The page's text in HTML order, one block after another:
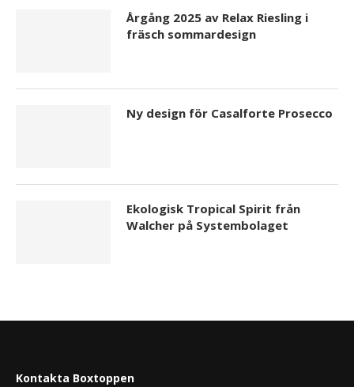
Årgång 2025 av Relax Riesling i
fräsch sommardesign
Ny design för Casalforte Prosecco
Ekologisk Tropical Spirit från
Walcher på Systembolaget
Kontakta Boxtoppen